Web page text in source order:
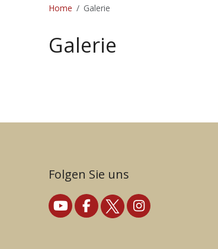
Home Galerie
Galerie
Folgen Sie uns